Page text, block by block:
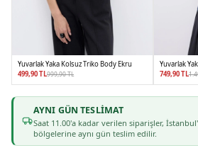
Yuvarlak Yaka Kolsuz Triko Body Ekru
499,90 TL999,90 TL
36 38 40
Yuvarlak
749,90 TL
AYNI GÜN TESLIMAT
Saat 11 .00'a kadar verilen siparişler,
bölgelerine aynı gün teslim edilir.